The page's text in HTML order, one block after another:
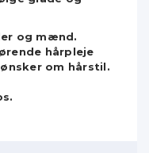
og mænd.
hårpleje
om hårstil.